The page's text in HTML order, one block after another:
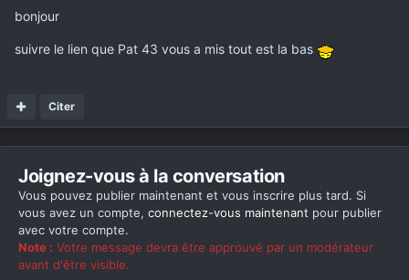
bonjour
suivre le lien que Pat 43 vous a mis tout est la bas
Citer
Joignez-vous à la conversation
Vous pouvez publier maintenant et vous inscrire plus tard. Si
vous avez un compte, connectez-vous maintenant pour publier
avec votre compte.
Note : Votre message devra être approuvé par un modérateur
avant d'être visible.